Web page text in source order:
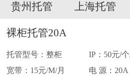
贵州托管 上海托管
裸柜托管20A
托管型号：整柜
宽带：15元/M/月
IP：50元/个
电 源：20A